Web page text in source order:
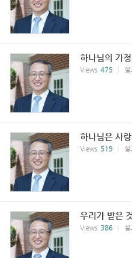
하나님의 가
Views 475 설
하나님은 사
Views 519 설
우리가 받은
Views 386 설